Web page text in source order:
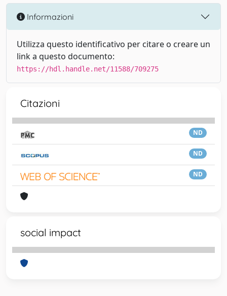
Informazioni
Utilizza questo identificativo per citare o creare un
link a questo documento:
https://hdl.handle.net/11588/709275
Citazioni
ND
ND
ND
social impact